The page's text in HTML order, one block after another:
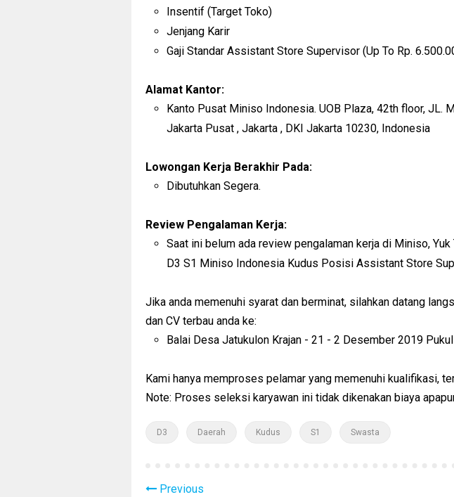
Insentif (Target Toko)
Jenjang Karir
Gaji Standar Assistant Store Supervisor (Up To Rp.
Alamat Kantor:
Kanto Pusat Miniso Indonesia. UOB Plaza, 42th floor, JL.
Jakarta Pusat , Jakarta , DKI Jakarta 10230, Indonesia
Lowongan Kerja Berakhir Pada:
Dibutuhkan Segera.
Review Pengalaman Kerja:
Saat ini belum ada review pengalaman kerja di Miniso,
D3 S1 Miniso Indonesia Kudus Posisi Assistant Store
Jika anda memenuhi syarat dan berminat, silahkan datang
dan CV terbau anda ke:
Balai Desa Jatukulon Krajan - 21 - 2 Desember 2019
Kami hanya memproses pelamar yang memenuhi kualifikasi,
Note: Proses seleksi karyawan ini tidak dikenakan biaya
D3 Daerah Kudus S1 Swasta
Previous